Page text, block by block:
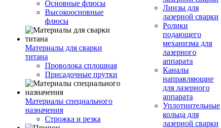
Основные флюсы
Высокоосновные
флюсы
Материалы для сварки
титана
Проволока сплошная
Присадочные прутки
Материалы специального
назначения
Строжка и резка
Линзы для
лазерной сварки
Ролики
подающего
механизма для
лазерного
аппарата
Каналы
направляющие
для лазерного
аппарата
Уплотнительные
кольца для
лазерной сварки